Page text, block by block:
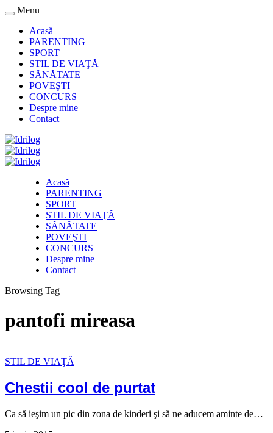
Menu
Acasă
PARENTING
SPORT
STIL DE VIAŢĂ
SĂNĂTATE
POVEŞTI
CONCURS
Despre mine
Contact
Acasă
PARENTING
SPORT
STIL DE VIAŢĂ
SĂNĂTATE
POVEŞTI
CONCURS
Despre mine
Contact
Browsing Tag
pantofi mireasa
STIL DE VIAŢĂ
Chestii cool de purtat
Ca să ieşim un pic din zona de kinderi şi să ne aducem aminte de…